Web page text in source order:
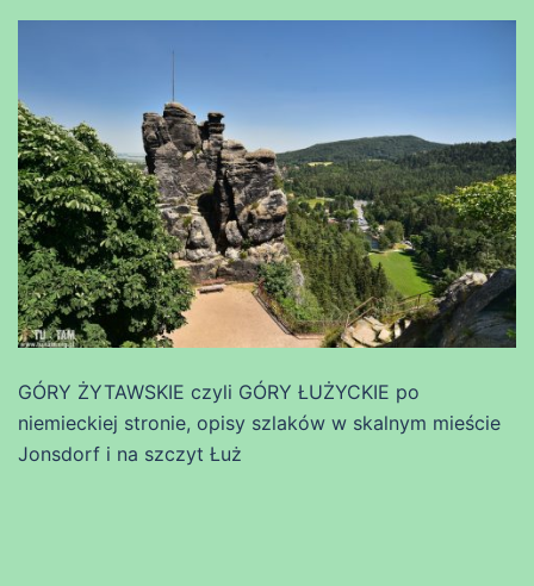
GÓRY ŻYTAWSKIE czyli GÓRY ŁUŻYCKIE po
niemieckiej stronie, opisy szlaków w skalnym mieście
Jonsdorf i na szczyt Łuż